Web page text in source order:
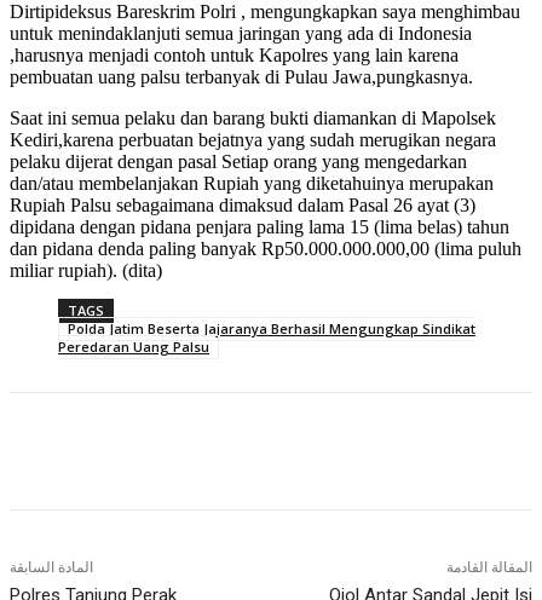
Dirtipideksus Bareskrim Polri , mengungkapkan saya menghimbau
untuk menindaklanjuti semua jaringan yang ada di Indonesia
,harusnya menjadi contoh untuk Kapolres yang lain karena
pembuatan uang palsu terbanyak di Pulau Jawa,pungkasnya.
Saat ini semua pelaku dan barang bukti diamankan di Mapolsek
Kediri,karena perbuatan bejatnya yang sudah merugikan negara
pelaku dijerat dengan pasal Setiap orang yang mengedarkan
dan/atau membelanjakan Rupiah yang diketahuinya merupakan
Rupiah Palsu sebagaimana dimaksud dalam Pasal 26 ayat (3)
dipidana dengan pidana penjara paling lama 15 (lima belas) tahun
dan pidana denda paling banyak Rp50.000.000.000,00 (lima puluh
miliar rupiah). (dita)
TAGS
Polda Jatim Beserta Jajaranya Berhasil Mengungkap Sindikat
Peredaran Uang Palsu
المادة السابقة
Polres Tanjung Perak
المقالة القادمة
Ojol Antar Sandal Jepit Isi